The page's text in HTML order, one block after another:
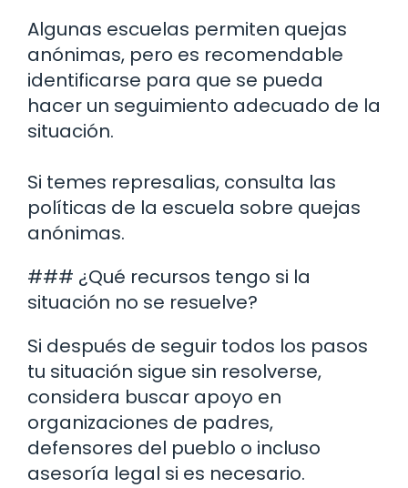
Algunas escuelas permiten quejas
anónimas, pero es recomendable
identificarse para que se pueda
hacer un seguimiento adecuado de la
situación.
Si temes represalias, consulta las
políticas de la escuela sobre quejas
anónimas.
### ¿Qué recursos tengo si la
situación no se resuelve?
Si después de seguir todos los pasos
tu situación sigue sin resolverse,
considera buscar apoyo en
organizaciones de padres,
defensores del pueblo o incluso
asesoría legal si es necesario.